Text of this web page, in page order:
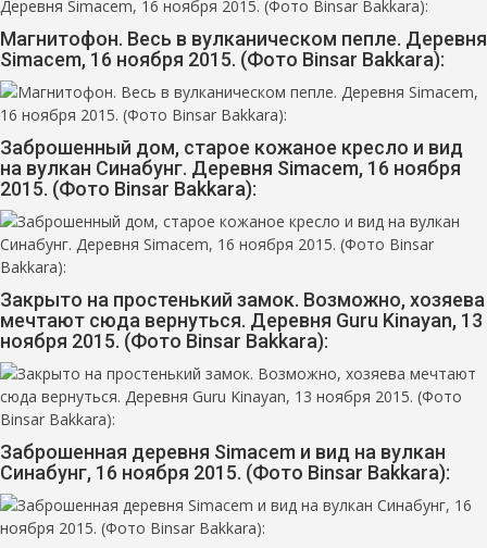
Магнитофон. Весь в вулканическом пепле. Деревня
Simacem, 16 ноября 2015. (Фото Binsar Bakkara):
Заброшенный дом, старое кожаное кресло и вид
на вулкан Синабунг. Деревня Simacem, 16 ноября
2015. (Фото Binsar Bakkara):
Закрыто на простенький замок. Возможно, хозяева
мечтают сюда вернуться. Деревня Guru Kinayan, 13
ноября 2015. (Фото Binsar Bakkara):
Заброшенная деревня Simacem и вид на вулкан
Синабунг, 16 ноября 2015. (Фото Binsar Bakkara):